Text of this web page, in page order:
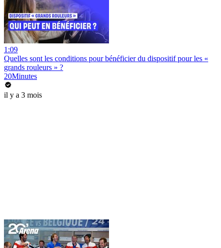
1:09
Quelles sont les conditions pour bénéficier du dispositif pour les «
grands rouleurs » ?
20Minutes
il y a 3 mois